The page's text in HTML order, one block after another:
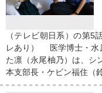
（テレビ朝日系）の第5
レあり） 医学博士・水
た凛（永尾柚乃）は、シ
本支部長・ケビン福住（